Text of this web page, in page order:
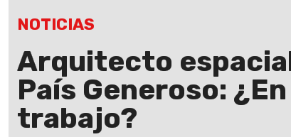
NOTICIAS
Arquitecto
País Generoso:
trabajo?